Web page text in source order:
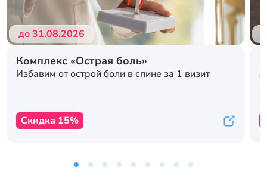
до 31.08.2026
Комплекс «Острая боль»
Избавим от острой боли в спине за 1 визит
Скидка 15%